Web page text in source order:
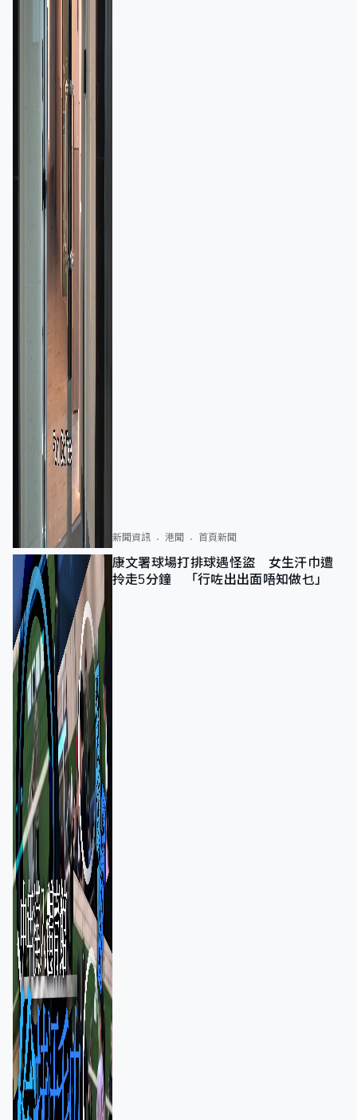
新聞資訊 港聞 首頁新聞
康文署球場打排球遇怪盜 女生汗巾遭
拎走5分鐘 「行咗出出面唔知做乜」